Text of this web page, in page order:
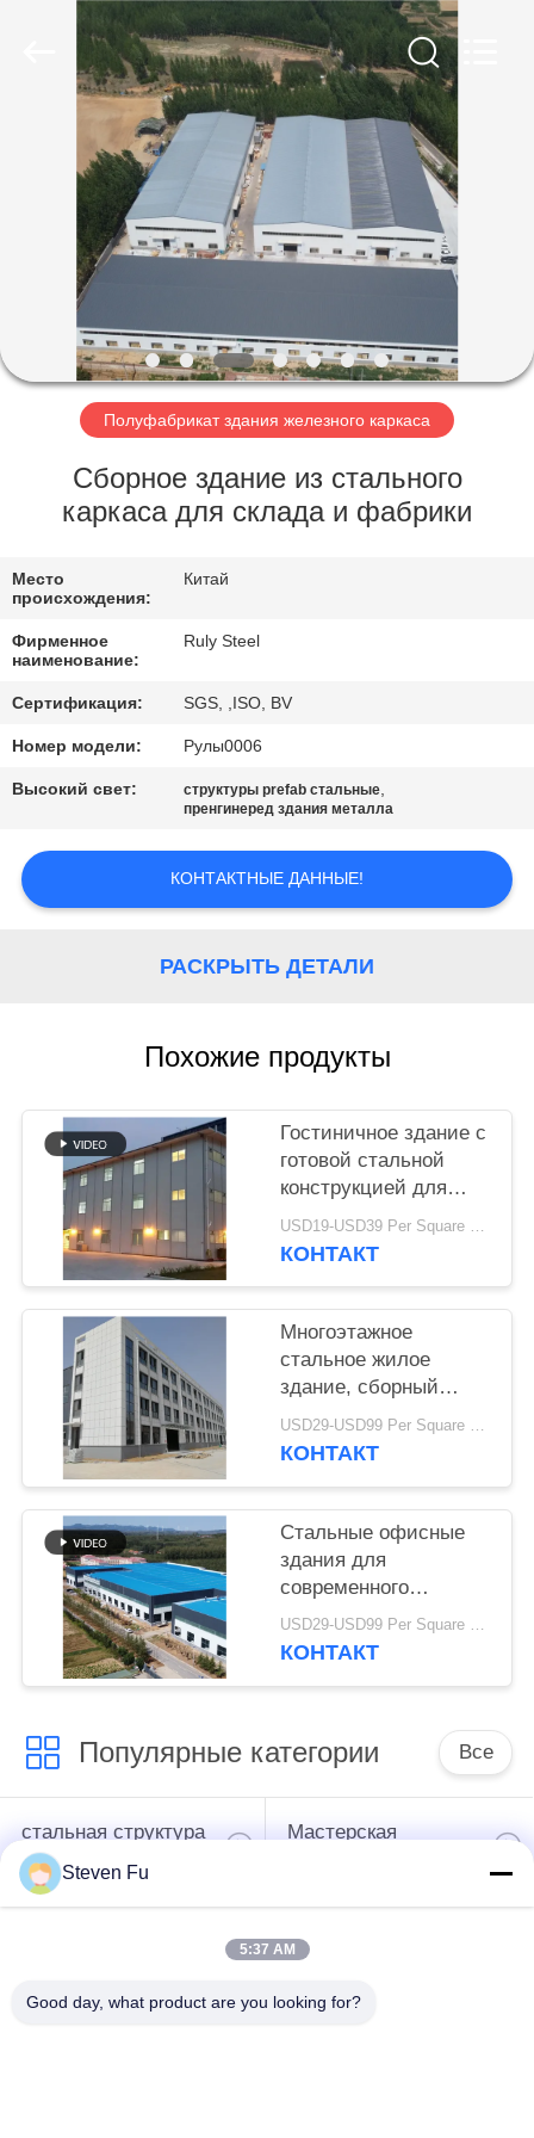
ПРОДУКТЫ
РОЛИКИ
VR
-
ПУТЕШЕСТВИЕ
ФАБРИКИ
ПРОВЕРКА
КАЧЕСТВА
СВЯЖИТЕСЬ
МЫ
НОВОСТИ
РЕШЕНИЕ
НЕДОСТАТКА
BLOG
SITEMAP
PRIVACY
POLICY
Полуфабрикат здания железного каркаса
Сборное здание из стального
каркаса для склада и фабрики
Место
происхождения:
Китай
Фирменное
наименование:
Ruly Steel
Сертификация: SGS, ,ISO, BV
Номер модели: Рулы0006
Высокий свет: структуры prefab стальные,
пренгинеред здания металла
КОНТАКТНЫЕ ДАННЫЕ!
РАСКРЫТЬ ДЕТАЛИ
Похожие продукты
Гостиничное здание с
готовой стальной
конструкцией для
размещения на
курортах
USD19-USD39 Per Square Meter MOQ:200 square meters
КОНТАКТ
Многоэтажное
стальное жилое
здание, сборный
каркас,
теплоизолированная
USD29-USD99 Per Square Meter MOQ:200 квадратных метров
КОНТАКТ
Стальные офисные
здания для
современного
бизнеса Экономично
эффективные
USD29-USD99 Per Square Meter MOQ:200 квадратных метров
КОНТАКТ
Популярные категории Все
стальная структура
склад
Мастерская
стальной структуры
Steven Fu
5:37 AM
Good day, what product are you looking for?